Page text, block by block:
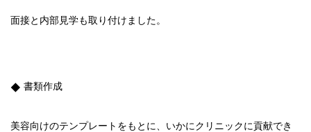
面接と内部見学も取り付けました。
書類作成
美容向けのテンプレートをもとに、いかにクリニックに貢献でき